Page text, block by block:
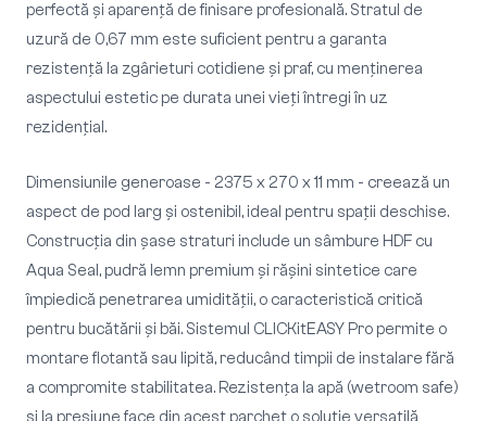
perfectă și aparență de finisare profesională. Stratul de
uzură de 0,67 mm este suficient pentru a garanta
rezistență la zgârieturi cotidiene și praf, cu menținerea
aspectului estetic pe durata unei vieți întregi în uz
rezidențial.
Dimensiunile generoase - 2375 x 270 x 11 mm - creează un
aspect de pod larg și ostenibil, ideal pentru spații deschise.
Construcția din șase straturi include un sâmbure HDF cu
Aqua Seal, pudră lemn premium și rășini sintetice care
împiedică penetrarea umidității, o caracteristică critică
pentru bucătării și băi. Sistemul CLICKitEASY Pro permite o
montare flotantă sau lipită, reducând timpii de instalare fără
a compromite stabilitatea. Rezistența la apă (wetroom safe)